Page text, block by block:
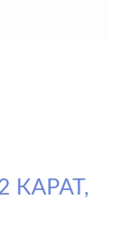
КАРАТ,